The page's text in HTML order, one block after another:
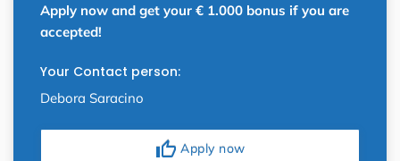
Apply now and get your € 1.000 bonus if you are
accepted!
Your Contact person:
Debora Saracino
thumb_up Apply now